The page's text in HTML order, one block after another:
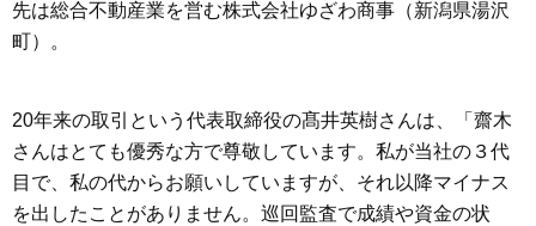
先は総合不動産業を営む株式会社ゆざわ商事（新潟県湯沢
町）。
20年来の取引という代表取締役の髙井英樹さんは、「齋木
さんはとても優秀な方で尊敬しています。私が当社の３代
目で、私の代からお願いしていますが、それ以降マイナス
を出したことがありません。巡回監査で成績や資金の状